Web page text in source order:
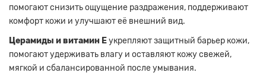
помогают снизить ощущение раздражения, поддерживают
комфорт кожи и улучшают её внешний вид.
Церамиды и витамин Еукрепляют защитный барьер кожи,
помогают удерживать влагу и оставляют кожу свежей,
мягкой и сбалансированной после умывания.